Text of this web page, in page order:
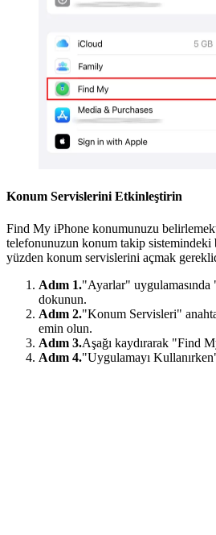
Konum Servislerini Etkinleştirin
Find My iPhone konumunuzu
telefonunuzun konum takip
yüzden konum servislerini açmak
Adım 1."Ayarlar"
dokunun.
Adım 2."Konum Servisleri"
emin olun.
Adım 3.Aşağı kaydırarak "Find
Adım 4."Uygulamayı